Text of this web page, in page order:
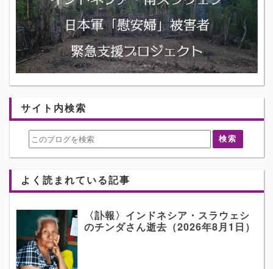
サイト内検索
よく読まれている記事
〈訃報〉インドネシア・スラウェシ
のチンダさん逝去（2026年8月1日）